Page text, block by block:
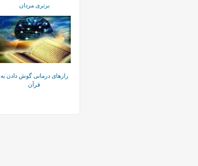
برتری مردان
رازهای درمانی گوش دادن به
قرآن